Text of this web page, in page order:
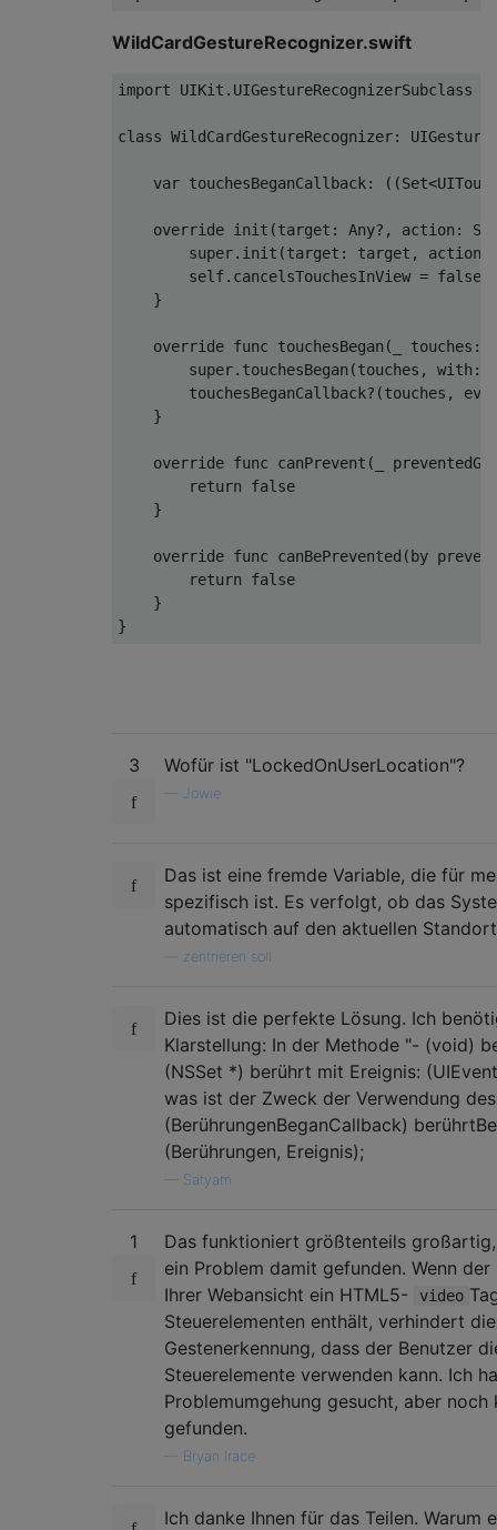
{
{
return NO ;
return NO ;
WildCardGestureRecognizer.swift
import UIKit . UIGestureRecognizerSubclass
class WildCardGestureRecognizer:
    var touchesBeganCallback
: ((Set<
    override init
(target : Any?, action :
        super
. init (target : target , action
        self
. cancelsTouchesInView = false
}
    override func touchesBegan
( _ touches :
        super
. touchesBegan (touches , with :
        touchesBeganCallback
?(touches ,
}
    override func canPrevent
(
_
return
false
}
    override func canBePrevented
(by
return
false
}
}
3 Wofür ist "LockedOnUserLocation"?
Jowie
Das ist eine fremde Variable, die für
spezifisch ist. Es verfolgt, ob das
automatisch auf den aktuellen Standort
zentrieren soll
Dies ist die perfekte Lösung. Ich
Klarstellung: In der Methode "- (void)
(NSSet *) berührt mit Ereignis:
was ist der Zweck der Verwendung
(BerührungenBeganCallback)
(Berührungen, Ereignis);
Satyam
1
Das funktioniert größtenteils
ein Problem damit gefunden. Wenn
Ihrer Webansicht ein HTML5-
video
Steuerelementen enthält, verhindert die
Gestenerkennung, dass der Benutzer
Steuerelemente verwenden kann. Ich
Problemumgehung gesucht, aber noch
gefunden.
Bryan Irace
Ich danke Ihnen für das Teilen. Warum